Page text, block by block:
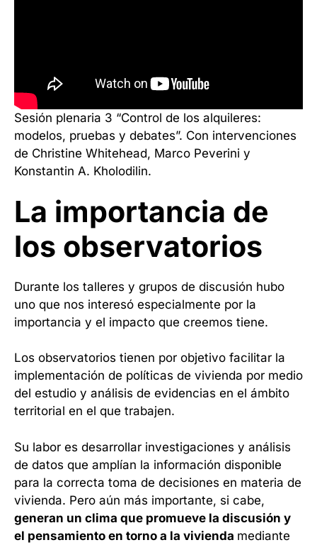
Sesión plenaria 3 “Control de los alquileres:
modelos, pruebas y debates”. Con intervenciones
de Christine Whitehead, Marco Peverini y
Konstantin A. Kholodilin.
La importancia de
los observatorios
Durante los talleres y grupos de discusión hubo
uno que nos interesó especialmente por la
importancia y el impacto que creemos tiene.
Los observatorios tienen por objetivo facilitar la
implementación de políticas de vivienda por medio
del estudio y análisis de evidencias en el ámbito
territorial en el que trabajen.
Su labor es desarrollar investigaciones y análisis
de datos que amplían la información disponible
para la correcta toma de decisiones en materia de
vivienda. Pero aún más importante, si cabe,
generan un clima que promueve la discusión y
el pensamiento en torno a la vivienda mediante